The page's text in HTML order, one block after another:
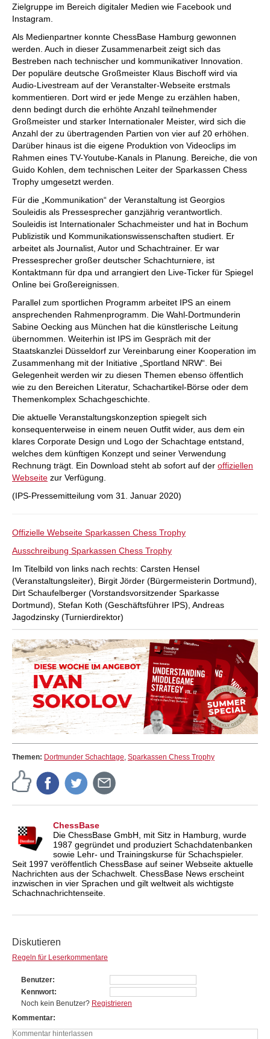
Zielgruppe im Bereich digitaler Medien wie Facebook und
Instagram.
Als Medienpartner konnte ChessBase Hamburg gewonnen
werden. Auch in dieser Zusammenarbeit zeigt sich das
Bestreben nach technischer und kommunikativer Innovation.
Der populäre deutsche Großmeister Klaus Bischoff wird via
Audio-Livestream auf der Veranstalter-Webseite erstmals
kommentieren. Dort wird er jede Menge zu erzählen haben,
denn bedingt durch die erhöhte Anzahl teilnehmender
Großmeister und starker Internationaler Meister, wird sich die
Anzahl der zu übertragenden Partien von vier auf 20 erhöhen.
Darüber hinaus ist die eigene Produktion von Videoclips im
Rahmen eines TV-Youtube-Kanals in Planung. Bereiche, die von
Guido Kohlen, dem technischen Leiter der Sparkassen Chess
Trophy umgesetzt werden.
Für die „Kommunikation“ der Veranstaltung ist Georgios
Souleidis als Pressesprecher ganzjährig verantwortlich.
Souleidis ist Internationaler Schachmeister und hat in Bochum
Publizistik und Kommunikationswissenschaften studiert. Er
arbeitet als Journalist, Autor und Schachtrainer. Er war
Pressesprecher großer deutscher Schachturniere, ist
Kontaktmann für dpa und arrangiert den Live-Ticker für Spiegel
Online bei Großereignissen.
Parallel zum sportlichen Programm arbeitet IPS an einem
ansprechenden Rahmenprogramm. Die Wahl-Dortmunderin
Sabine Oecking aus München hat die künstlerische Leitung
übernommen. Weiterhin ist IPS im Gespräch mit der
Staatskanzlei Düsseldorf zur Vereinbarung einer Kooperation im
Zusammenhang mit der Initiative „Sportland NRW“. Bei
Gelegenheit werden wir zu diesen Themen ebenso öffentlich
wie zu den Bereichen Literatur, Schachartikel-Börse oder dem
Themenkomplex Schachgeschichte.
Die aktuelle Veranstaltungskonzeption spiegelt sich
konsequenterweise in einem neuen Outfit wider, aus dem ein
klares Corporate Design und Logo der Schachtage entstand,
welches dem künftigen Konzept und seiner Verwendung
Rechnung trägt. Ein Download steht ab sofort auf der offiziellen
Webseite zur Verfügung.
(IPS-Pressemitteilung vom 31. Januar 2020)
Offizielle Webseite Sparkassen Chess Trophy
Ausschreibung Sparkassen Chess Trophy
Im Titelbild von links nach rechts: Carsten Hensel
(Veranstaltungsleiter), Birgit Jörder (Bürgermeisterin Dortmund),
Dirt Schaufelberger (Vorstandsvorsitzender Sparkasse
Dortmund), Stefan Koth (Geschäftsführer IPS), Andreas
Jagodzinsky (Turnierdirektor)
Themen: Dortmunder Schachtage, Sparkassen Chess Trophy
ChessBase
Die ChessBase GmbH, mit Sitz in Hamburg, wurde
1987 gegründet und produziert Schachdatenbanken
sowie Lehr- und Trainingskurse für Schachspieler.
Seit 1997 veröffentlich ChessBase auf seiner Webseite aktuelle
Nachrichten aus der Schachwelt. ChessBase News erscheint
inzwischen in vier Sprachen und gilt weltweit als wichtigste
Schachnachrichtenseite.
Diskutieren
Regeln für Leserkommentare
Benutzer
Kennwort
Noch kein Benutzer? Registrieren
Kommentar